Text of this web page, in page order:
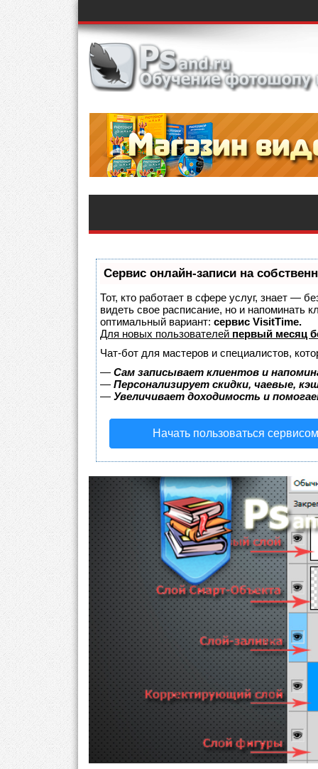
Сервис онлайн-записи на
Тот, кто работает в сфере услуг, знает —
видеть свое расписание, но и
оптимальный вариант: сервис VisitTime.
Для новых пользователей первый месяц
Чат-бот для мастеров и специалистов,
— Сам записывает клиентов и
— Персонализирует скидки, чаевые,
— Увеличивает доходимость и
Начать пользоваться сервисом